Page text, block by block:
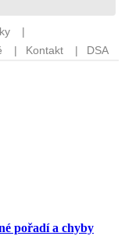
pořadí a chyby